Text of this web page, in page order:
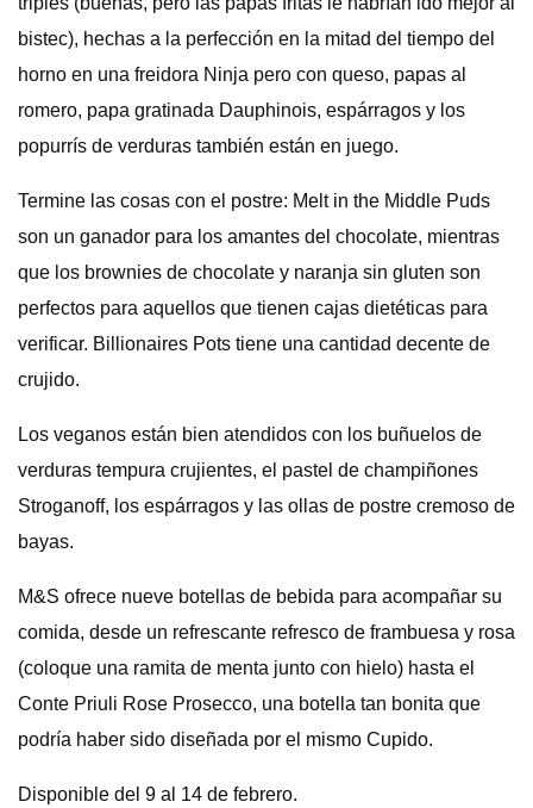
bistec), hechas a la perfección en la mitad del tiempo del
horno en una freidora Ninja pero con queso, papas al
romero, papa gratinada Dauphinois, espárragos y los
popurrís de verduras también están en juego.
Termine las cosas con el postre: Melt in the Middle Puds
son un ganador para los amantes del chocolate, mientras
que los brownies de chocolate y naranja sin gluten son
perfectos para aquellos que tienen cajas dietéticas para
verificar. Billionaires Pots tiene una cantidad decente de
crujido.
Los veganos están bien atendidos con los buñuelos de
verduras tempura crujientes, el pastel de champiñones
Stroganoff, los espárragos y las ollas de postre cremoso de
bayas.
M&S ofrece nueve botellas de bebida para acompañar su
comida, desde un refrescante refresco de frambuesa y rosa
(coloque una ramita de menta junto con hielo) hasta el
Conte Priuli Rose Prosecco, una botella tan bonita que
podría haber sido diseñada por el mismo Cupido.
Disponible del 9 al 14 de febrero.